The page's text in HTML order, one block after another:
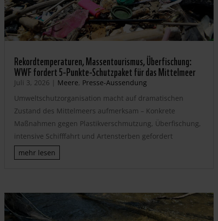
Rekordtemperaturen, Massentourismus, Überfischung:
WWF fordert 5-Punkte-Schutzpaket für das Mittelmeer
Juli 3, 2026 | Meere, Presse-Aussendung
Umweltschutzorganisation macht auf dramatischen
Zustand des Mittelmeers aufmerksam – Konkrete
Maßnahmen gegen Plastikverschmutzung, Überfischung,
intensive Schifffahrt und Artensterben gefordert
mehr lesen